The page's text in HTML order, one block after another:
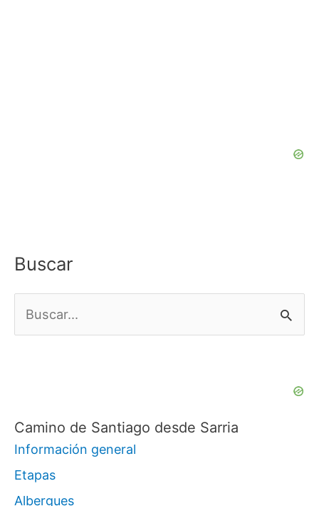
Buscar
u
r
Camino de Santiago desde Sarria
Información general
Etapas
Albergues